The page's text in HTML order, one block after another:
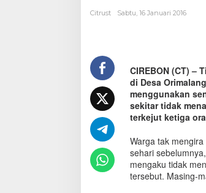
r
T
e
r
d
u
a
T
e
r
o
Citrust Sabtu, 16 Januari 2016
CIREBON (CT) –
di Desa
menggunakan
sekitar tidak
terkejut ketiga
Warga tak
sehari
mengaku tidak
tersebut. Masing-